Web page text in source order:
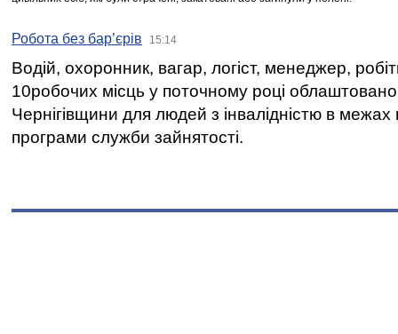
Робота без бар’єрів 15:14
Водій, охоронник, вагар, логіст, менеджер,
10робочих місць у поточному році
Чернігівщини для людей з інвалідністю в межах
програми служби зайнятості.